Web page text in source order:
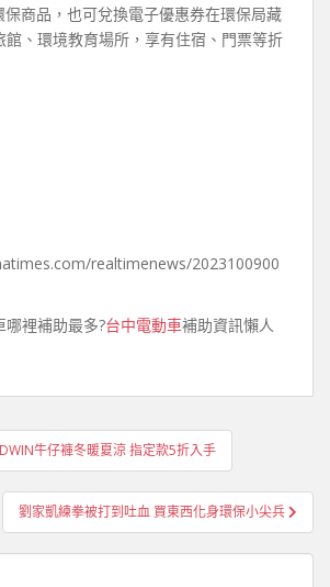
保商品，也可兌換電子優惠券在環保局藏
館、環境教育場所，享有住宿、門票等折
realtimenews/2023100900
裡補助最多?台中電動車補助資訊懶人
牛仔褲冬暖夏涼 指定款5折入手
劉家凱練拳被打到吐血 買東西化身環保小尖兵